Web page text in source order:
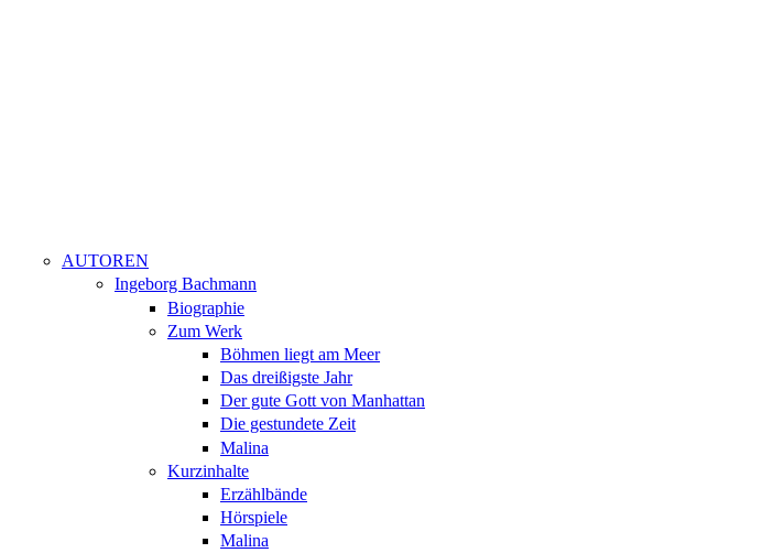
AUTOREN
Ingeborg Bachmann
Biographie
Zum Werk
Böhmen liegt am Meer
Das dreißigste Jahr
Der gute Gott von Manhattan
Die gestundete Zeit
Malina
Kurzinhalte
Erzählbände
Hörspiele
Malina